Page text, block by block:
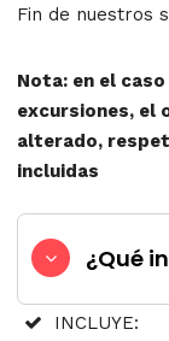
Fin de nuestros
Nota: en el
excursiones, el
alterado,
incluidas
¿Qué
INCLUYE: